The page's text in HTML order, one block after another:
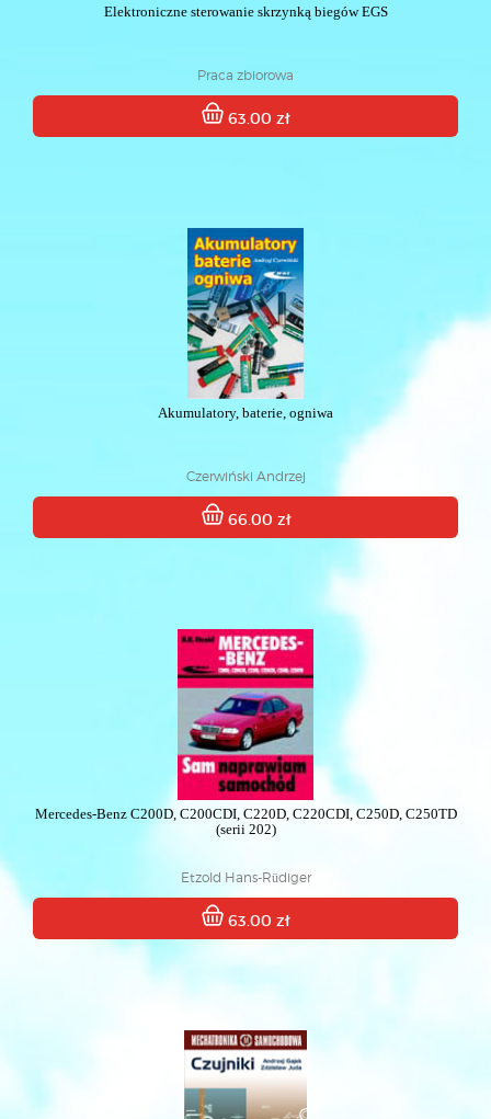
Elektroniczne sterowanie skrzynką biegów EGS
Praca zbiorowa
63.00 zł
Akumulatory, baterie, ogniwa
Czerwiński Andrzej
66.00 zł
Mercedes-Benz C200D, C200CDI, C220D, C220CDI, C250D, C250TD
(serii 202)
Etzold Hans-Rüdiger
63.00 zł